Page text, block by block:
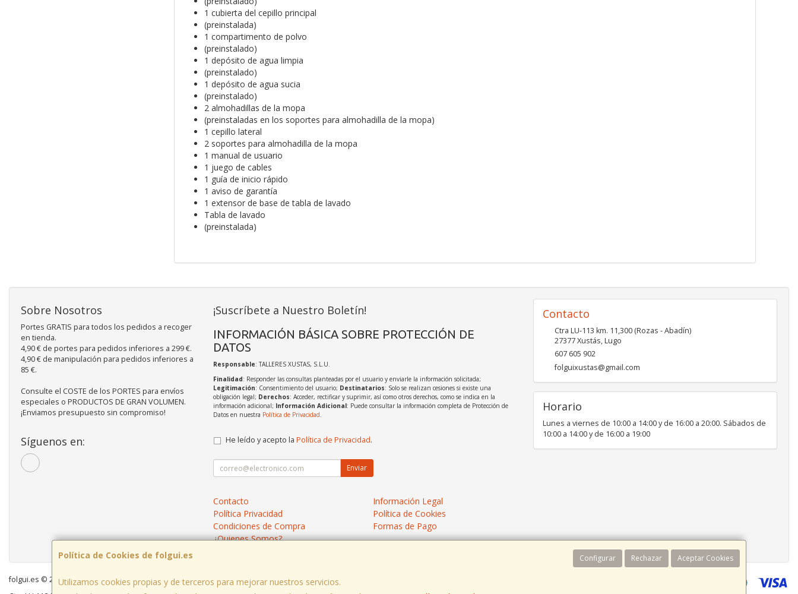
1 cubierta del cepillo principal
(preinstalada)
1 compartimento de polvo
(preinstalado)
1 depósito de agua limpia
(preinstalado)
1 depósito de agua sucia
(preinstalado)
2 almohadillas de la mopa
(preinstaladas en los soportes para almohadilla de la mopa)
1 cepillo lateral
2 soportes para almohadilla de la mopa
1 manual de usuario
1 juego de cables
1 guía de inicio rápido
1 aviso de garantía
1 extensor de base de tabla de lavado
Tabla de lavado
(preinstalada)
Política de Cookies de folgui.es Configurar Rechazar Aceptar Cookies
Utilizamos cookies propias y de terceros para mejorar nuestros servicios.
Sobre Nosotros
Portes GRATIS para todos los pedidos a recoger
en tienda.
4,90 € de portes para pedidos inferiores a 299 €.
4,90 € de manipulación para pedidos inferiores a
85 €.
Consulte el COSTE de los PORTES para envíos
especiales o PRODUCTOS DE GRAN VOLUMEN.
¡Enviamos presupuesto sin compromiso!
Síguenos en:
¡Suscríbete a Nuestro Boletín!
INFORMACIÓN BÁSICA SOBRE PROTECCIÓN DE
DATOS
Responsable: TALLERES XUSTAS, S.L.U.
Finalidad: Responder las consultas planteadas por el usuario y enviarle la información solicitada;
Legitimación: Consentimiento del usuario; Destinatarios: Solo se realizan cesiones si existe una
obligación legal; Derechos: Acceder, rectificar y suprimir, así como otros derechos, como se indica en la
información adicional; Información Adicional: Puede consultar la información completa de Protección de
Datos en nuestra Política de Privacidad.
He leído y acepto la Política de Privacidad.
Enviar
Contacto
Información Legal
Política Privacidad
Política de Cookies
Condiciones de Compra
Formas de Pago
¿Quienes Somos?
Contacto
Ctra LU-113 km. 11,300 (Rozas - Abadín)
27377Xustás,Lugo
607 605 902
folguixustas@gmail.com
Horario
Lunes a viernes de 10:00 a 14:00 y de 16:00 a 20:00. Sábados de
10:00 a 14:00 y de 16:00 a 19:00
folgui.es © 2026